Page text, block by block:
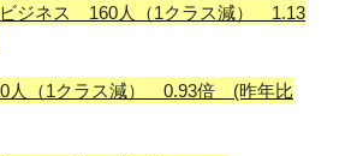
ジネス 160人 （1クラス減） 1.13
人 （1クラス減） 0.93倍 (昨年比